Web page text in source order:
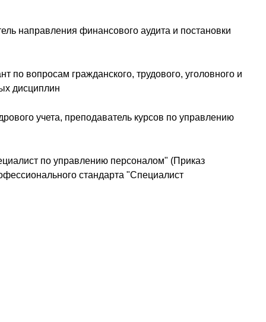
направления финансового аудита и постановки
по вопросам гражданского, трудового, уголовного и
дисциплин
учета, преподаватель курсов по управлению
по управлению персоналом" (Приказ
стандарта "Специалист